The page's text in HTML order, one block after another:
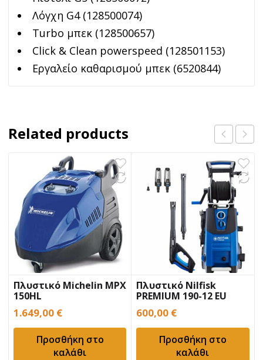
Λόγχη G4 (128500074)
Turbo μπεκ (128500657)
Click & Clean powerspeed (128501153)
Εργαλείο καθαρισμού μπεκ (6520844)
Related products
Πλυστικό Michelin MPX
150HL
1.649,00 €
Προσθήκη στο
καλάθι
Πλυστικό Nilfisk
PREMIUM 190-12 EU
600,00 €
Προσθήκη στο
καλάθι